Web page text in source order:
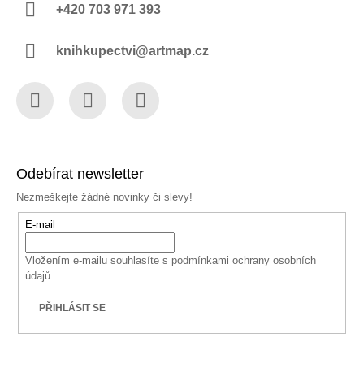
+420 703 971 393
knihkupectvi@artmap.cz
Odebírat newsletter
Nezmeškejte žádné novinky či slevy!
E-mail
Vložením e-mailu souhlasíte s podmínkami ochrany osobních
údajů
PŘIHLÁSIT SE